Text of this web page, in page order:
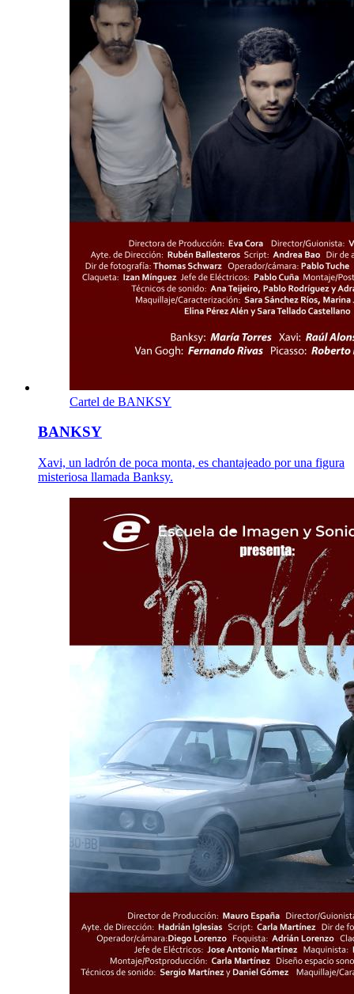
Cartel de BANKSY
BANKSY
Xavi, un ladrón de poca monta, es chantajeado por una figura
misteriosa llamada Banksy.